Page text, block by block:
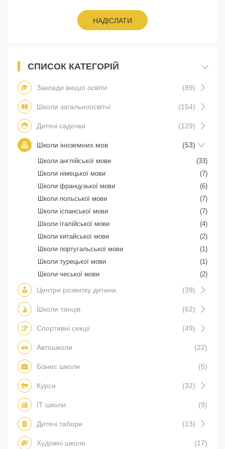
НАДІСЛАТИ
СПИСОК КАТЕГОРІЙ
Заклади вищої освіти (89)
Школи загальноосвітні (154)
Дитячі садочки (129)
Школи іноземних мов (53)
Школи англійської мови
(33)
Школи німецької мови
(7)
Школи французької мови
(6)
Школи польської мови
(7)
Школи іспанської мови
(7)
Школи італійської мови
(4)
Школи китайської мови
(2)
Школи португальської мови
(1)
Школи турецької мови
(1)
Школи чеської мови
(2)
Центри розвитку дитини (39)
Школи танців (62)
Спортивні секції (49)
Автошколи (22)
Бізнес школи (5)
Курси (32)
IT школи (9)
Дитячі табори (13)
Художні школи (17)